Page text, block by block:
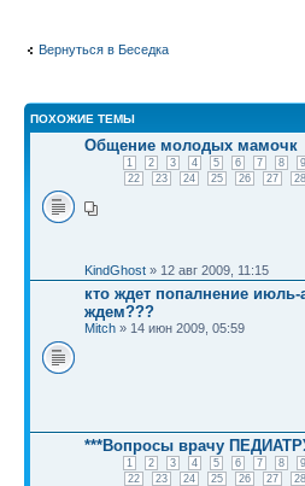
Вернуться в Беседка
ПОХОЖИЕ ТЕМЫ
Общение молодых мамочк
1 2 3 4 5 6 7 8 9
22
23 24 25 26 27 28
KindGhost » 12 авг 2009, 11:15
кто ждет попалнение июль-
ждем???
Mitch » 14 июн 2009, 05:59
***Вопросы врачу
1 2 3 4 5 6 7 8 9
22
23 24 25 26 27 28